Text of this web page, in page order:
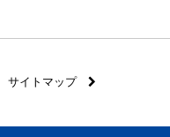
サイトマップ